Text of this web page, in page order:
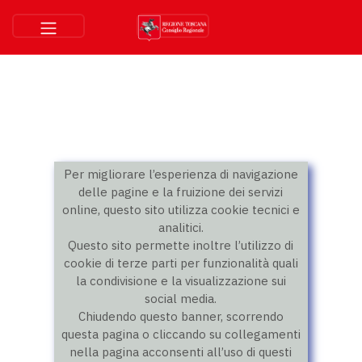
Per migliorare l’esperienza di navigazione
delle pagine e la fruizione dei servizi
online, questo sito utilizza cookie tecnici e
analitici.
Questo sito permette inoltre l’utilizzo di
cookie di terze parti per funzionalità quali
la condivisione e la visualizzazione sui
social media.
Chiudendo questo banner, scorrendo
questa pagina o cliccando su collegamenti
nella pagina acconsenti all’uso di questi